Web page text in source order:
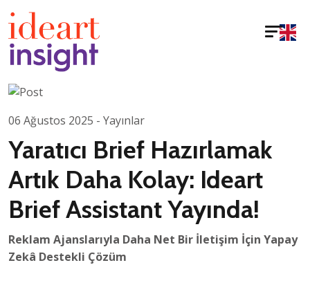
06 Ağustos 2025 - Yayınlar
Yaratıcı Brief Hazırlamak
Artık Daha Kolay: Ideart
Brief Assistant Yayında!
Reklam Ajanslarıyla Daha Net Bir İletişim İçin Yapay
Zekâ Destekli Çözüm